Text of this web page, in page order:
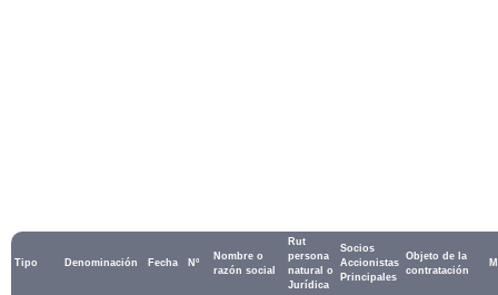
Tipo Denominación Fecha Nº
Nombre o
razón social
Rut
persona
natural o
Jurídica
Socios
Accionistas
Principales
Objeto de la
contratación